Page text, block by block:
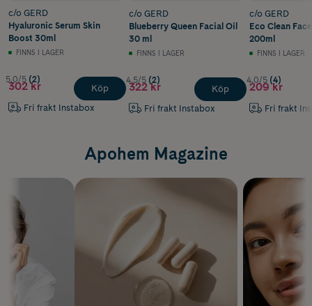
c/o GERD
Hyaluronic Serum Skin
Boost 30ml
FINNS I LAGER
5.0/5 (2)
302 kr
Fri frakt Instabox
Köp
c/o GERD
Blueberry Queen Facial Oil
30 ml
FINNS I LAGER
4.5/5 (2)
322 kr
Fri frakt Instabox
Köp
c/o GERD
Eco Clean
200ml
FINNS I LAGER
4.0/5 (4)
209 kr
Fri frakt
Apohem Magazine